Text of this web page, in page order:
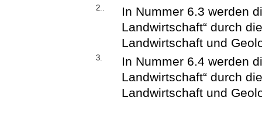
2..
In Nummer 6.3 werden
Landwirtschaft“ durch
Landwirtschaft und
3.
In Nummer 6.4 werden
Landwirtschaft“ durch
Landwirtschaft und